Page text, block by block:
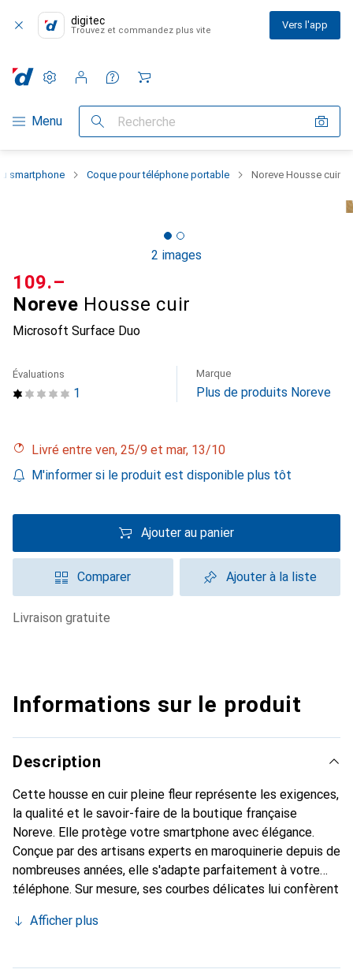
digitec
Trouvez et commandez plus vite Vers l'app
Navigation par catégorie
Menu Recherche
Paramètres
Compte client
Listes de comparaison
Listes d'envies
Panier
smartphone Coque pour téléphone portable Noreve Housse cuir
2 images
Noreve Housse cuir
Microsoft Surface Duo
CHF
109.–
1
Évaluations Marque
Plus de produits Noreve
Livré entre ven, 25/9 et mar, 13/10
M'informer si le produit est disponible plus tôt
Ajouter au panier
Comparer Ajouter à la liste
livraison gratuite
Informations sur le produit
Description
Cette housse en cuir pleine fleur représente les exigences,
la qualité et le savoir-faire de la boutique française
Noreve. Elle protège votre smartphone avec élégance.
Conçue par des artisans experts en maroquinerie depuis de
nombreuses années, elle s'adapte parfaitement à votre
téléphone. Sur mesure, ses courbes délicates lui confèrent
et indispensable pour votre smartphone. Reconnaître à
marque Noreve est un choix sûr pour une clientèle
Afficher plus